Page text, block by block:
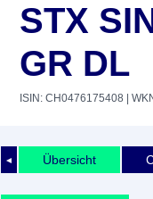
STX
GR DL
ISIN: CH0476175408 |
◄ Übersicht